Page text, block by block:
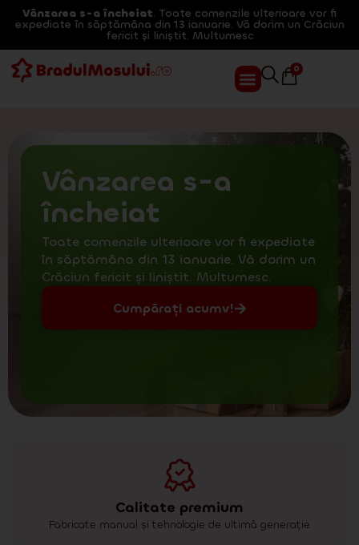
Vânzarea s-a încheiat. Toate comenzile ulterioare vor fi
expediate în săptămâna din 13 ianuarie. Vă dorim un Crăciun
fericit și liniștit. Multumesc
0
Vânzarea s-a
încheiat
Toate comenzile ulterioare vor fi expediate
în săptămâna din 13 ianuarie. Vă dorim un
Crăciun fericit și liniștit. Multumesc.
Cumpărați acumv!
Calitate premium
Fabricate manual și tehnologie de ultimă generație